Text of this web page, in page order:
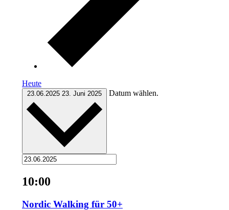
Heute
23.06.2025 23. Juni 2025 Datum wählen.
10:00
Nordic Walking für 50+